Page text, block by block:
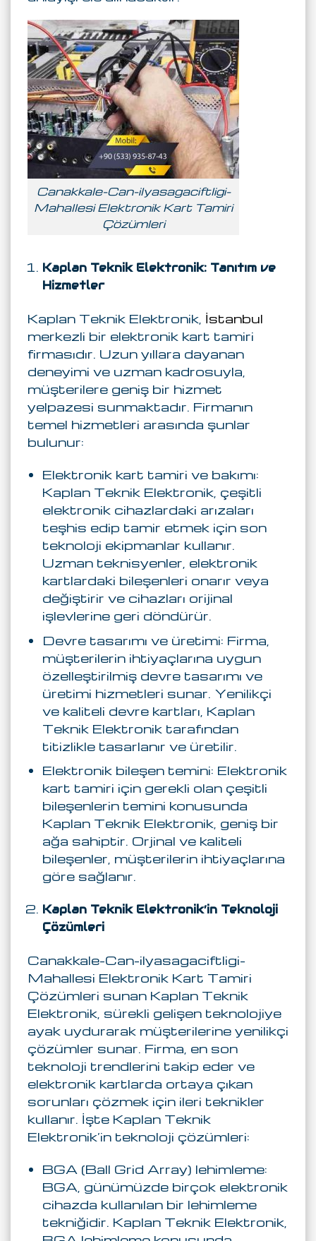
Canakkale-Can-ilyasagaciftligi-
Mahallesi Elektronik Kart Tamiri
Çözümleri
Kaplan Teknik Elektronik: Tanıtım ve
Hizmetler
Kaplan Teknik Elektronik, İstanbul
merkezli bir elektronik kart tamiri
firmasıdır. Uzun yıllara dayanan
deneyimi ve uzman kadrosuyla,
müşterilere geniş bir hizmet
yelpazesi sunmaktadır. Firmanın
temel hizmetleri arasında şunlar
bulunur:
Elektronik kart tamiri ve bakımı:
Kaplan Teknik Elektronik, çeşitli
elektronik cihazlardaki arızaları
teşhis edip tamir etmek için son
teknoloji ekipmanlar kullanır.
Uzman teknisyenler, elektronik
kartlardaki bileşenleri onarır veya
değiştirir ve cihazları orijinal
işlevlerine geri döndürür.
Devre tasarımı ve üretimi: Firma,
müşterilerin ihtiyaçlarına uygun
özelleştirilmiş devre tasarımı ve
üretimi hizmetleri sunar. Yenilikçi
ve kaliteli devre kartları, Kaplan
Teknik Elektronik tarafından
titizlikle tasarlanır ve üretilir.
Elektronik bileşen temini: Elektronik
kart tamiri için gerekli olan çeşitli
bileşenlerin temini konusunda
Kaplan Teknik Elektronik, geniş bir
ağa sahiptir. Orjinal ve kaliteli
bileşenler, müşterilerin ihtiyaçlarına
göre sağlanır.
Kaplan Teknik Elektronik’in Teknoloji
Çözümleri
Canakkale-Can-ilyasagaciftligi-
Mahallesi Elektronik Kart Tamiri
Çözümleri sunan Kaplan Teknik
Elektronik, sürekli gelişen teknolojiye
ayak uydurarak müşterilerine yenilikçi
çözümler sunar. Firma, en son
teknoloji trendlerini takip eder ve
elektronik kartlarda ortaya çıkan
sorunları çözmek için ileri teknikler
kullanır. İşte Kaplan Teknik
Elektronik’in teknoloji çözümleri:
BGA (Ball Grid Array) lehimleme:
BGA, günümüzde birçok elektronik
cihazda kullanılan bir lehimleme
tekniğidir. Kaplan Teknik Elektronik,